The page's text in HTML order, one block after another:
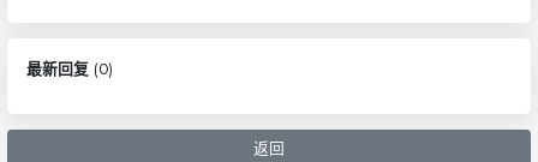
最新回复 (0)
返回